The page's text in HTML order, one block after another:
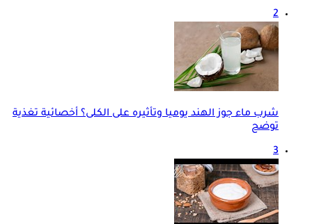
2
شرب ماء جوز الهند يوميا وتأثيره على الكلى؟ أخصائية تغذية
توضح
3